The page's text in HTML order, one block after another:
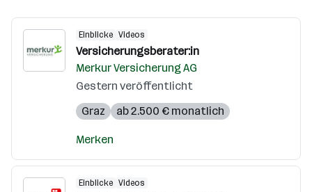
Einblicke Videos
Versicherungsberater:in
Merkur Versicherung AG
Gestern veröffentlicht
Graz
ab 2.500 € monatlich
Merken
Einblicke Videos